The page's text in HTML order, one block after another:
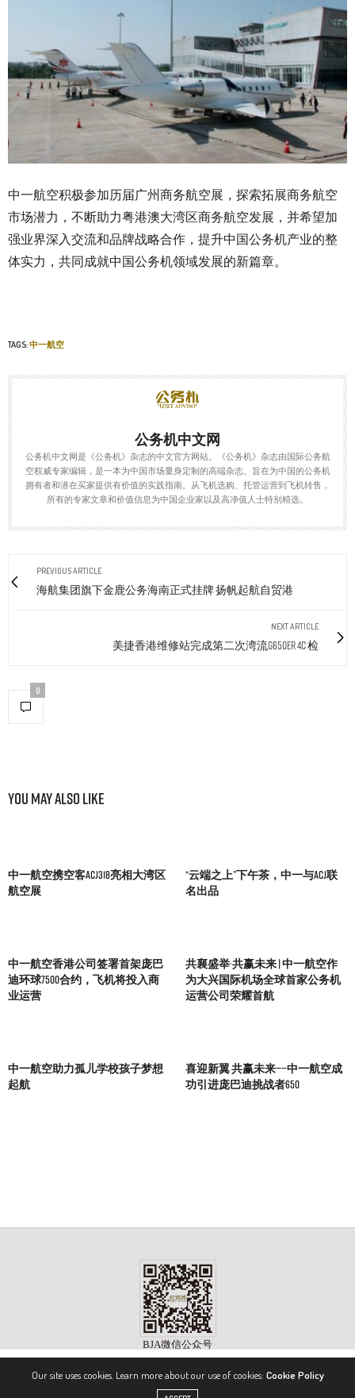
中一航空积极参加历届广州商务航空展，探索拓展商务航空
市场潜力，不断助力粤港澳大湾区商务航空发展，并希望加
强业界深入交流和品牌战略合作，提升中国公务机产业的整
体实力，共同成就中国公务机领域发展的新篇章。
TAGS:中一航空
公务机中文网
公务机中文网是《公务机》杂志的中文官方网站。《公务机》杂志由国际公务航
空权威专家编辑，是一本为中国市场量身定制的高端杂志。旨在为中国的公务机
拥有者和潜在买家提供有价值的实践指南。从飞机选购、托管运营到飞机转售，
所有的专家文章和价值信息为中国企业家以及高净值人士特别精选。
PREVIOUS ARTICLE
海航集团旗下金鹿公务海南正式挂牌 扬帆起航自贸港
NEXT ARTICLE
美捷香港维修站完成第二次湾流G650ER 4C 检
0
You May Also Like
中一航空携空客ACJ318亮相大湾区
航空展
“云端之上”下午茶，中一与ACJ联
名出品
中一航空香港公司签署首架庞巴
迪环球7500合约，飞机将投入商
业运营
共襄盛举·共赢未来 | 中一航空作
为大兴国际机场全球首家公务机
运营公司荣耀首航
中一航空助力孤儿学校孩子梦想
起航
喜迎新翼 共赢未来——中一航空成
功引进庞巴迪挑战者650
版权所有 ©2023, 《公务机》杂志（BIZJET ADVISOR MAGAZINE）. 保留所有权利。
Our site uses cookies. Learn more about our use of cookies: Cookie Policy